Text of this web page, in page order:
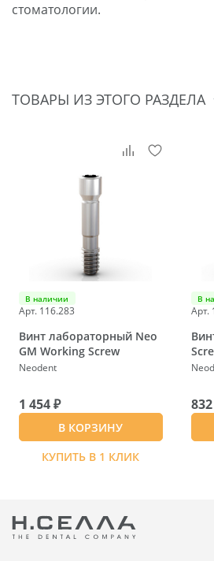
стоматологии.
ТОВАРЫ ИЗ ЭТОГО РАЗДЕЛА
В наличии
Арт. 116.283
Винт лабораторный Neo
GM Working Screw
Neodent
1 454 ₽
В КОРЗИНУ
КУПИТЬ В 1 КЛИК
В
Арт.